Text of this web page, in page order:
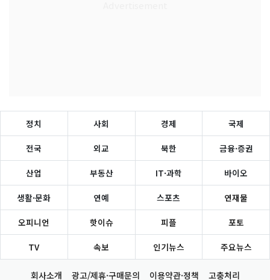
정치 사회 경제 국제
전국 외교 북한 금융·증권
산업 부동산 IT·과학 바이오
생활·문화 연예 스포츠 연재물
오피니언 핫이슈 피플 포토
TV 속보 인기뉴스 주요뉴스
회사소개 광고/제휴·구매문의 이용약관·정책 고충처리